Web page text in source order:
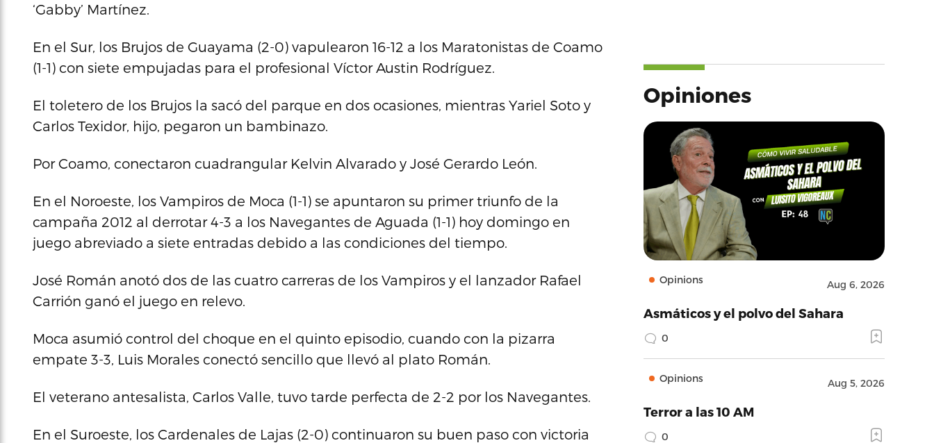
‘Gabby’ Martínez.
En el Sur, los Brujos de Guayama (2-0) vapulearon 16-12 a los Maratonistas de Coamo
(1-1) con siete empujadas para el profesional Víctor Austin Rodríguez.
El toletero de los Brujos la sacó del parque en dos ocasiones, mientras Yariel Soto y
Carlos Texidor, hijo, pegaron un bambinazo.
Por Coamo, conectaron cuadrangular Kelvin Alvarado y José Gerardo León.
En el Noroeste, los Vampiros de Moca (1-1) se apuntaron su primer triunfo de la
campaña 2012 al derrotar 4-3 a los Navegantes de Aguada (1-1) hoy domingo en
juego abreviado a siete entradas debido a las condiciones del tiempo.
José Román anotó dos de las cuatro carreras de los Vampiros y el lanzador Rafael
Carrión ganó el juego en relevo.
Moca asumió control del choque en el quinto episodio, cuando con la pizarra
empate 3-3, Luis Morales conectó sencillo que llevó al plato Román.
El veterano antesalista, Carlos Valle, tuvo tarde perfecta de 2-2 por los Navegantes.
En el Suroeste, los Cardenales de Lajas (2-0) continuaron su buen paso con victoria
Opiniones
Opinions Aug 6, 2026
Asmáticos y el polvo del Sahara
0
Opinions Aug 5, 2026
Terror a las 10 AM
0